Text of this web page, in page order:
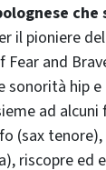
il pioniere
and
sonorità hip
ad alcuni
(sax tenore),
riscopre ed